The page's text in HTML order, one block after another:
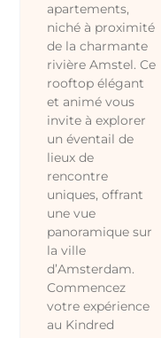
apartements,
niché à proximité
de la charmante
rivière Amstel. Ce
rooftop élégant
et animé vous
invite à explorer
un éventail de
lieux de
rencontre
uniques, offrant
une vue
panoramique sur
la ville
d’Amsterdam.
Commencez
votre expérience
au Kindred